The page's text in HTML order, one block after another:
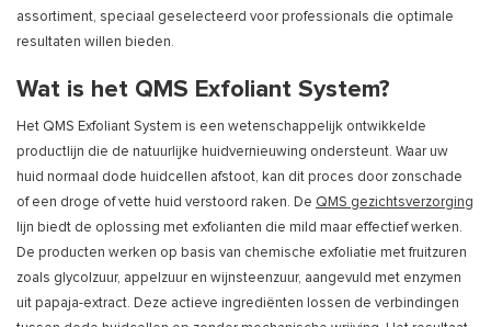
assortiment, speciaal geselecteerd voor professionals die optimale
resultaten willen bieden.
Wat is het QMS Exfoliant System?
Het QMS Exfoliant System is een wetenschappelijk ontwikkelde
productlijn die de natuurlijke huidvernieuwing ondersteunt. Waar uw
huid normaal dode huidcellen afstoot, kan dit proces door zonschade
of een droge of vette huid verstoord raken. De QMS gezichtsverzorging
lijn biedt de oplossing met exfolianten die mild maar effectief werken.
De producten werken op basis van chemische exfoliatie met fruitzuren
zoals glycolzuur, appelzuur en wijnsteenzuur, aangevuld met enzymen
uit papaja-extract. Deze actieve ingrediënten lossen de verbindingen